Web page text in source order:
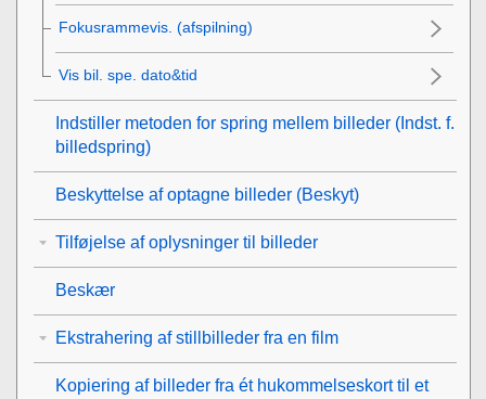
Fokusrammevis. (afspilning)
Vis bil. spe. dato&tid
Indstiller metoden for spring mellem billeder ( Indst. f.
billedspring)
Beskyttelse af optagne billeder (Beskyt)
Tilføjelse af oplysninger til billeder
Beskær
Ekstrahering af stillbilleder fra en film
Kopiering af billeder fra ét hukommelseskort til et